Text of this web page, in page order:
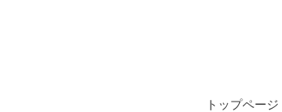
トップページ